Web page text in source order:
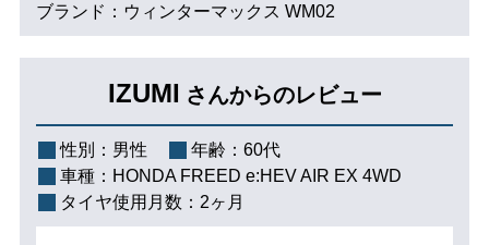
ブランド：ウィンターマックス WM02
IZUMI さんからのレビュー
性別： 男性 年齢： 60代
車種： HONDA FREED e:HEV AIR EX 4WD
タイヤ使用月数： 2ヶ月